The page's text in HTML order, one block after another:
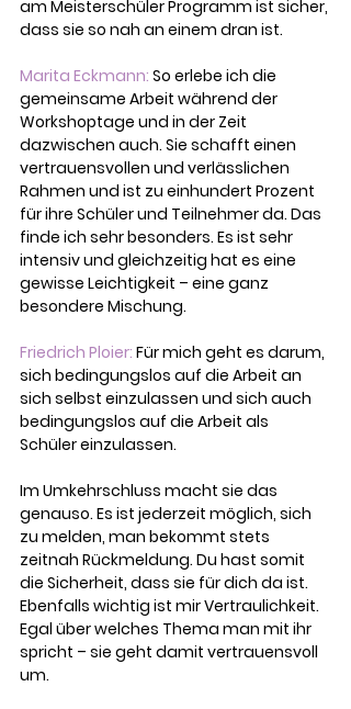
am Meisterschüler Programm ist sicher,
dass sie so nah an einem dran ist.
Marita Eckmann: So erlebe ich die
gemeinsame Arbeit während der
Workshoptage und in der Zeit
dazwischen auch. Sie schafft einen
vertrauensvollen und verlässlichen
Rahmen und ist zu einhundert Prozent
für ihre Schüler und Teilnehmer da. Das
finde ich sehr besonders. Es ist sehr
intensiv und gleichzeitig hat es eine
gewisse Leichtigkeit – eine ganz
besondere Mischung.
Friedrich Ploier: Für mich geht es darum,
sich bedingungslos auf die Arbeit an
sich selbst einzulassen und sich auch
bedingungslos auf die Arbeit als
Schüler einzulassen.
Im Umkehrschluss macht sie das
genauso. Es ist jederzeit möglich, sich
zu melden, man bekommt stets
zeitnah Rückmeldung. Du hast somit
die Sicherheit, dass sie für dich da ist.
Ebenfalls wichtig ist mir Vertraulichkeit.
Egal über welches Thema man mit ihr
spricht – sie geht damit vertrauensvoll
um.